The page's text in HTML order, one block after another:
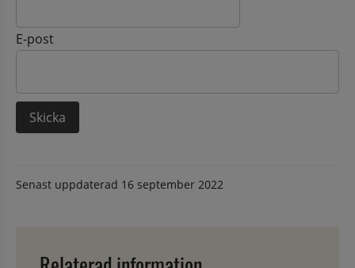
E-post
Senast uppdaterad 16 september 2022